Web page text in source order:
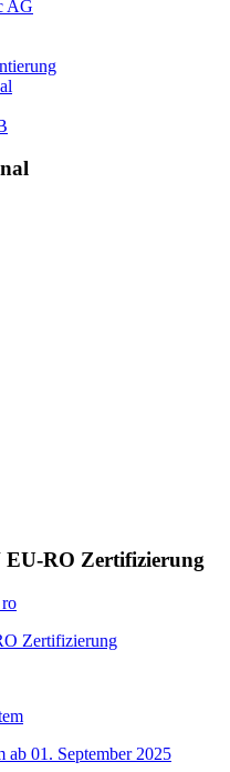
AG
RO Zertifizierung
Zertifizierung
ab 01. September 2025